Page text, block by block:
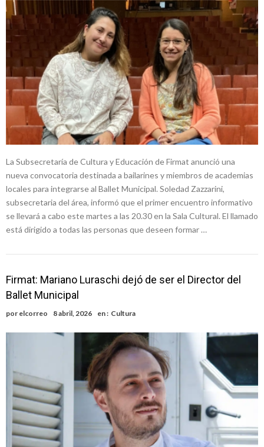
La Subsecretaría de Cultura y Educación de Firmat anunció una
nueva convocatoria destinada a bailarines y miembros de academias
locales para integrarse al Ballet Municipal. Soledad Zazzarini,
subsecretaria del área, informó que el primer encuentro informativo
se llevará a cabo este martes a las 20.30 en la Sala Cultural. El llamado
está dirigido a todas las personas que deseen formar …
Firmat: Mariano Luraschi dejó de ser el Director del
Ballet Municipal
por elcorreo 8 abril, 2026 en : Cultura